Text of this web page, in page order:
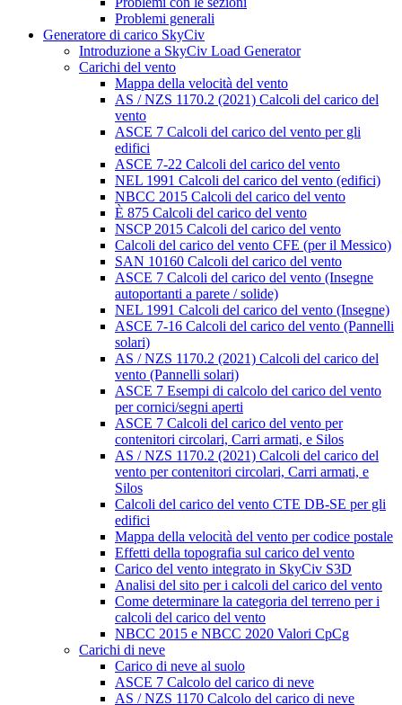
Problemi generali
Generatore di carico SkyCiv
Introduzione a SkyCiv Load Generator
Carichi del vento
Mappa della velocità del vento
AS / NZS 1170.2 (2021) Calcoli del carico del
vento
ASCE 7 Calcoli del carico del vento per gli
edifici
ASCE 7-22 Calcoli del carico del vento
NEL 1991 Calcoli del carico del vento (edifici)
NBCC 2015 Calcoli del carico del vento
È 875 Calcoli del carico del vento
NSCP 2015 Calcoli del carico del vento
Calcoli del carico del vento CFE (per il Messico)
SAN 10160 Calcoli del carico del vento
ASCE 7 Calcoli del carico del vento (Insegne
autoportanti a parete / solide)
NEL 1991 Calcoli del carico del vento (Insegne)
ASCE 7-16 Calcoli del carico del vento (Pannelli
solari)
AS / NZS 1170.2 (2021) Calcoli del carico del
vento (Pannelli solari)
ASCE 7 Esempi di calcolo del carico del vento
per cornici/segni aperti
ASCE 7 Calcoli del carico del vento per
contenitori circolari, Carri armati, e Silos
AS / NZS 1170.2 (2021) Calcoli del carico del
vento per contenitori circolari, Carri armati, e
Silos
Calcoli del carico del vento CTE DB-SE per gli
edifici
Mappa della velocità del vento per codice postale
Effetti della topografia sul carico del vento
Carico del vento integrato in SkyCiv S3D
Analisi del sito per i calcoli del carico del vento
Come determinare la categoria del terreno per i
calcoli del carico del vento
NBCC 2015 e NBCC 2020 Valori CpCg
Carichi di neve
Carico di neve al suolo
ASCE 7 Calcolo del carico di neve
AS / NZS 1170 Calcolo del carico di neve